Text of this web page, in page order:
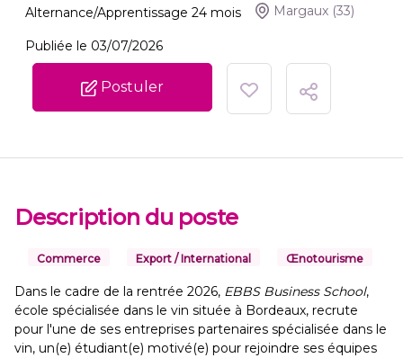
Alternance/Apprentissage 24 mois Margaux (33)
Publiée le 03/07/2026
Postuler
Description du poste
Commerce Export / International Œnotourisme
Dans le cadre de la rentrée 2026, EBBS Business School,
école spécialisée dans le vin située à Bordeaux, recrute
pour l'une de ses entreprises partenaires spécialisée dans le
vin, un(e) étudiant(e) motivé(e) pour rejoindre ses équipes